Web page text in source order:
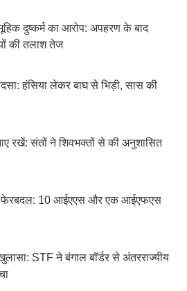
दुष्कर्म का आरोप: अपहरण के बाद
की तलाश तेज
हंसिया लेकर बाघ से भिड़ी, सास की
रखें: संतों ने शिवभक्तों से की अनुशासित
फेरबदल: 10 आईएएस और एक आईएफएस
STF ने बंगाल बॉर्डर से अंतरराज्यीय